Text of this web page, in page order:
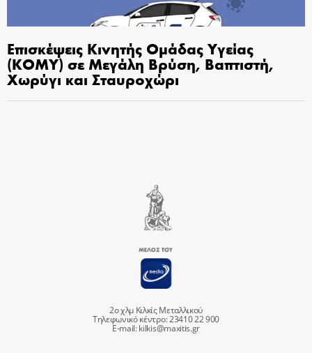
Επισκέψεις Κινητής Ομάδας Υγείας
(ΚΟΜΥ) σε Μεγάλη Βρύση, Βαπτιστή,
Χωρύγι και Σταυροχώρι
2ο χλμ Κιλκίς Μεταλλικού
Τηλεφωνικό κέντρο: 23410 22 900
E-mail:kilkis@maxitis.gr